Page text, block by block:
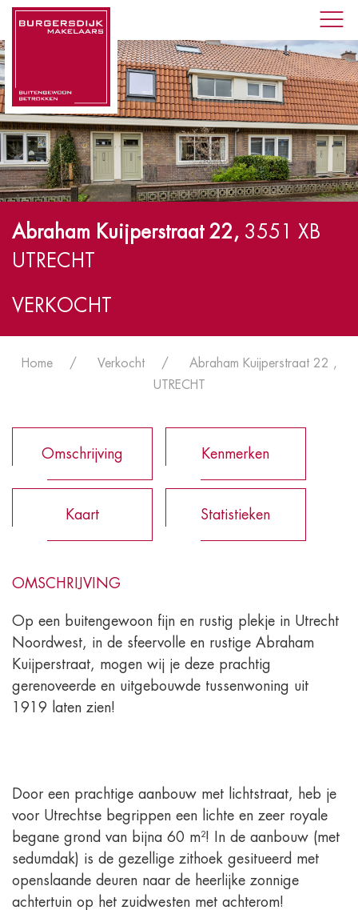
Abraham Kuijperstraat 22, 3551 XB
UTRECHT
VERKOCHT
Home Verkocht
Abraham Kuijperstraat 22 ,
UTRECHT
Omschrijving Kenmerken
Kaart Statistieken
OMSCHRIJVING
Op een buitengewoon fijn en rustig plekje in Utrecht
Noordwest, in de sfeervolle en rustige Abraham
Kuijperstraat, mogen wij je deze prachtig
gerenoveerde en uitgebouwde tussenwoning uit
1919 laten zien!
Door een prachtige aanbouw met lichtstraat, heb je
voor Utrechtse begrippen een lichte en zeer royale
begane grond van bijna 60 m²! In de aanbouw (met
sedumdak) is de gezellige zithoek gesitueerd met
openslaande deuren naar de heerlijke zonnige
achtertuin op het zuidwesten met achterom!